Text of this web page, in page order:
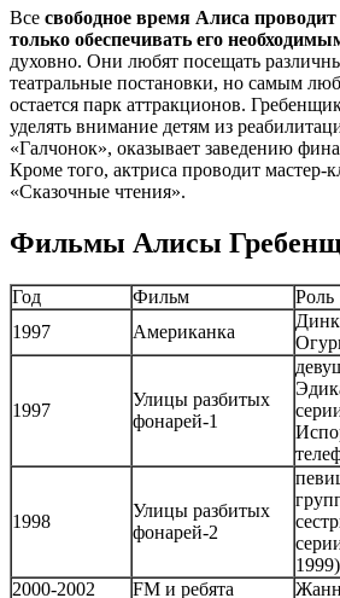
Все свободное время Алиса
только обеспечивать его
духовно. Они любят посещать
театральные постановки, но самым
остается парк аттракционов.
уделять внимание детям из
«Галчонок», оказывает заведению
Кроме того, актриса проводит мастер-
«Сказочные чтения».
Фильмы Алисы
Год Фильм
Роль
1997
Американка
1997
Улицы разбитых
фонарей-1
1998
Улицы разбитых
фонарей-2
1999)
2000-2002
FM и ребята